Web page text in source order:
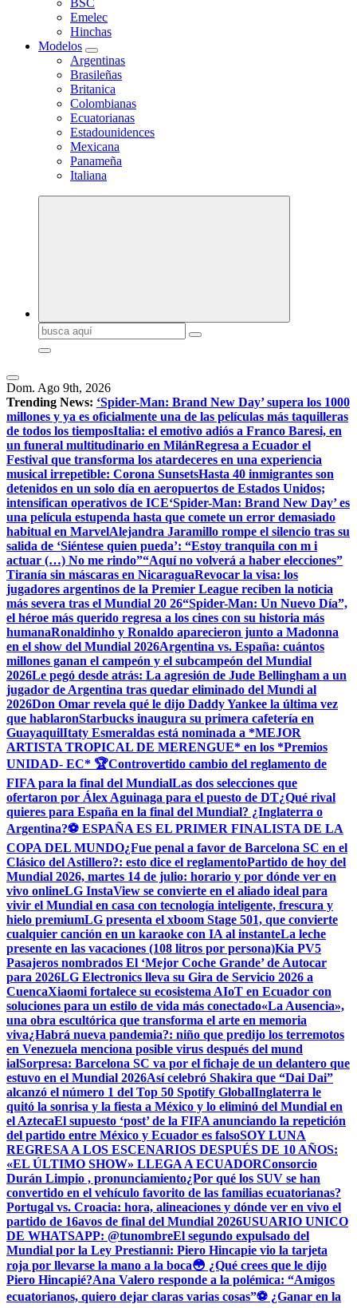
BSC
Emelec
Hinchas
Modelos
Argentinas
Brasileñas
Britanica
Colombianas
Ecuatorianas
Estadounidences
Mexicana
Panameña
Italiana
Buscar:
Dom. Ago 9th, 2026
Trending News: ‘Spider-Man: Brand New Day’ supera los 1000
millones y ya es oficialmente una de las películas más taquilleras
de todos los tiemposItalia: el emotivo adiós a Franco Baresi, en
un funeral multitudinario en MilánRegresa a Ecuador el
Festival que transforma los atardeceres en una experiencia
musical irrepetible: Corona SunsetsHasta 40 inmigrantes son
detenidos en un solo día en aeropuertos de Estados Unidos;
intensifican operativos de ICE‘Spider-Man: Brand New Day’ es
una película estupenda hasta que comete un error demasiado
habitual en Marvel​Alejandra Jaramillo rompe el silencio tras su
salida de ‘Siéntese quien pueda’: “Estoy tranquila con m i
actuar (…) No me rindo”“Aquí no volverá a haber elecciones”
Tiranía sin máscaras en NicaraguaRevocar la visa: los
jugadores argentinos de la Premier League reciben la noticia
más severa tras el Mundial 20 26“Spider-Man: Un Nuevo Día”,
el héroe más querido regresa a los cines con su historia más
humanaRonaldinho y Ronaldo aparecieron junto a Madonna
en el show del Mundial 2026Argentina vs. España: cuántos
millones ganan el campeón y el subcampeón del Mundial
2026Le pegó desde atrás: La agresión de Jude Bellingham a un
jugador de Argentina tras quedar eliminado del Mundi al
2026Don Omar revela qué le dijo Daddy Yankee la última vez
que hablaronStarbucks inaugura su primera cafetería en
GuayaquilItaty Esmeraldas está nominada a *MEJOR
ARTISTA TROPICAL DE MERENGUE* en los *Premios
UNIDAD- EC* 🏆Controvertido cambio del reglamento de
FIFA para la final del MundialLas dos selecciones que
ofertaron por Álex Aguinaga para el puesto de DT¿Qué rival
quieres para España en la final del Mundial? ¿Inglaterra o
Argentina?⚽ ESPAÑA ES EL PRIMER FINALISTA DE LA
COPA DEL MUNDO¿Fue penal a favor de Barcelona SC en el
Clásico del Astillero?: esto dice el reglamentoPartido de hoy del
Mundial 2026, martes 14 de julio: horario y por dónde ver en
vivo onlineLG InstaView se convierte en el aliado ideal para
vivir el Mundial en casa con tecnología inteligente, frescura y
hielo premiumLG presenta el xboom Stage 501, que convierte
cualquier canción en un karaoke con IA al instanteLa leche
presente en las vacaciones (108 litros por persona)Kia PV5
Pasajeros nombrados El ‘Mejor Coche Grande’ de Autocar
para 2026LG Electronics lleva su Gira de Servicio 2026 a
CuencaXiaomi fortalece su ecosistema AIoT en Ecuador con
soluciones para un estilo de vida más conectado«La Ausencia»,
una obra escultórica que transforma el arte en memoria
viva¿Habrá nueva pandemia?: niño que predijo los terremotos
en Venezuela menciona posible virus después del mund
ialSorpresa: Barcelona SC va por el fichaje de un delantero que
estuvo en el Mundial 2026Así celebró Shakira que “Dai Dai”
alcanzó el número 1 del Top 50 Spotify GlobalInglaterra le
quitó la sonrisa y la fiesta a México y lo eliminó del Mundial en
el AztecaEl supuesto ‘post’ de la FIFA anunciando la repetición
del partido entre México y Ecuador es falsoSOY LUNA
REGRESA A LOS ESCENARIOS DESPUÉS DE 10 AÑOS:
«EL ÚLTIMO SHOW» LLEGA A ECUADORConsorcio
Durán Limpio , pronunciamiento¿Por qué los SUV se han
convertido en el vehículo favorito de las familias ecuatorianas?
Portugal vs. Croacia: hora, alineaciones y dónde ver en vivo el
partido de 16avos de final del Mundial 2026USUARIO UNICO
DE WHATSAPP: @tunombreEl segundo expulsado del
Mundial por la Ley Prestianni: Piero Hincapie vio la tarjeta
roja por llevarse la mano a la boca😳 ¿Qué crees que le dijo
Piero Hincapié?Ana Valero responde a la polémica: “Amigos
ecuatorianos, quiero dejar claras varias cosas”⚽ ¿Ganar en la